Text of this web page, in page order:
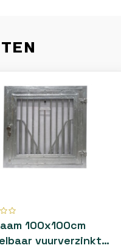
100x100cm
vuurverzinkt